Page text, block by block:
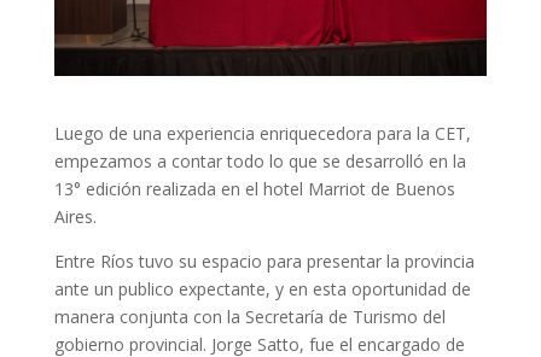
Luego de una experiencia enriquecedora para la CET,
empezamos a contar todo lo que se desarrolló en la
13° edición realizada en el hotel Marriot de Buenos
Aires.
Entre Ríos tuvo su espacio para presentar la provincia
ante un publico expectante, y en esta oportunidad de
manera conjunta con la Secretaría de Turismo del
gobierno provincial. Jorge Satto, fue el encargado de